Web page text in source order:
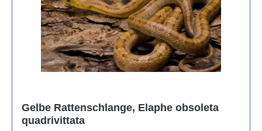
Gelbe Rattenschlange, Elaphe obsoleta
quadrivittata